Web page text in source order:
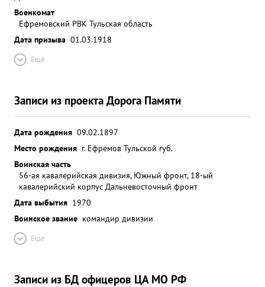
Военкомат
Ефремовский РВК Тульская область
Дата призыва 01.03.1918
Ещё
Записи из проекта Дорога Памяти
Дата рождения 09.02.1897
Место рождения г. Ефремов Тульской губ.
Воинская часть
56-ая кавалерийская дивизия, Южный фронт, 18-ый
кавалерийский корпус Дальневосточный фронт
Дата выбытия 1970
Воинское звание командир дивизии
Ещё
Записи из БД офицеров ЦА МО РФ